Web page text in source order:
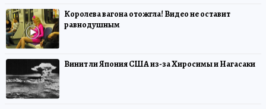
Королева вагона отожгла! Видео не оставит
равнодушным
Винит ли Япония США из-за Хиросимы и Нагасаки